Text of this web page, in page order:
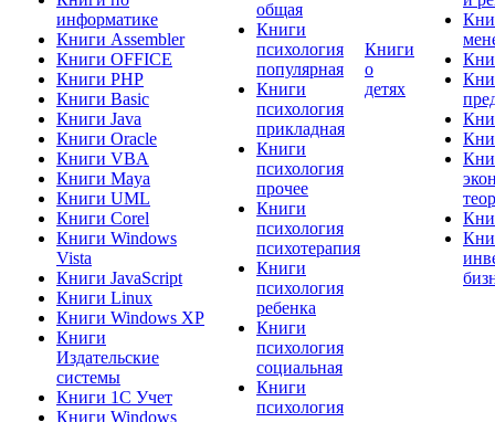
информатике
Книги Assembler
Книги OFFICE
Книги PHP
Книги Basic
Книги Java
Книги Oracle
Книги VBA
Книги Maya
Книги UML
Книги Corel
Книги Windows
Vista
Книги JavaScript
Книги Linux
Книги Windows XP
Книги
Издательские
системы
Книги 1C Учет
Книги Windows
общая
Книги
психология
популярная
Книги
психология
прикладная
Книги
психология
прочее
Книги
психология
психотерапия
Книги
психология
ребенка
Книги
психология
социальная
Книги
психология
Книги
о
детях